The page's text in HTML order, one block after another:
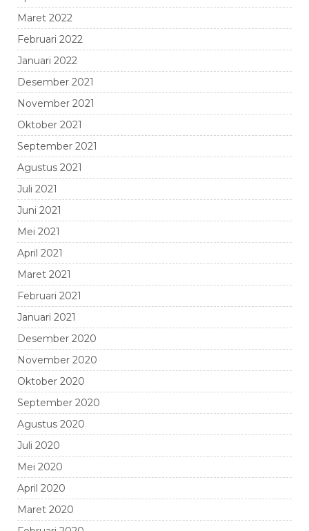
Maret 2022
Februari 2022
Januari 2022
Desember 2021
November 2021
Oktober 2021
September 2021
Agustus 2021
Juli 2021
Juni 2021
Mei 2021
April 2021
Maret 2021
Februari 2021
Januari 2021
Desember 2020
November 2020
Oktober 2020
September 2020
Agustus 2020
Juli 2020
Mei 2020
April 2020
Maret 2020